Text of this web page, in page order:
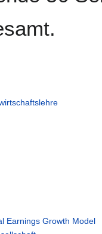
Earnings Growth Model